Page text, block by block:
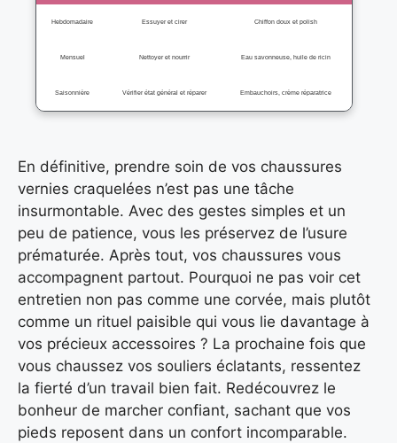
Hebdomadaire Essuyer et cirer Chiffon doux et polish
Mensuel Nettoyer et nourrir Eau savonneuse, huile de ricin
Saisonnière Vérifier état général et réparer Embauchoirs, crème réparatrice
En définitive, prendre soin de vos chaussures
vernies craquelées n’est pas une tâche
insurmontable. Avec des gestes simples et un
peu de patience, vous les préservez de l’usure
prématurée. Après tout, vos chaussures vous
accompagnent partout. Pourquoi ne pas voir cet
entretien non pas comme une corvée, mais plutôt
comme un rituel paisible qui vous lie davantage à
vos précieux accessoires ? La prochaine fois que
vous chaussez vos souliers éclatants, ressentez
la fierté d’un travail bien fait. Redécouvrez le
bonheur de marcher confiant, sachant que vos
pieds reposent dans un confort incomparable.